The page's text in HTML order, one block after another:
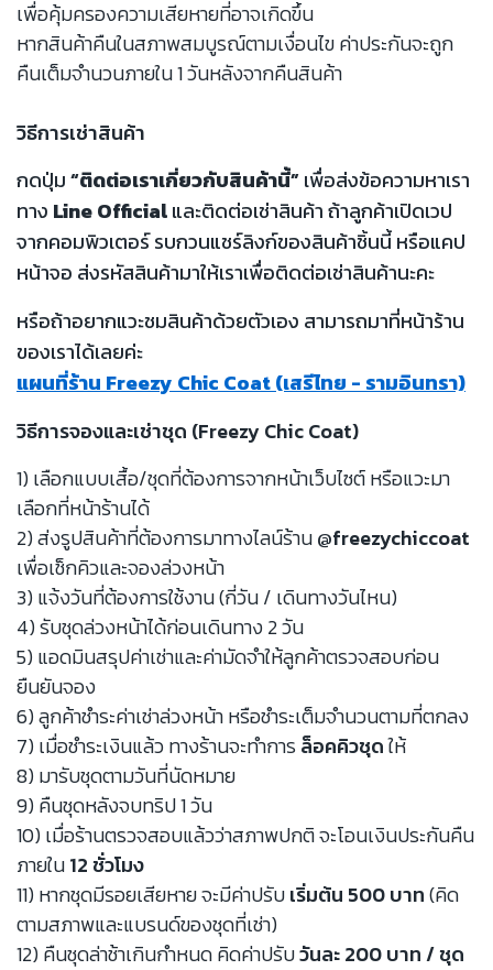
เพื่อคุ้มครองความเสียหายที่อาจเกิดขึ้น
หากสินค้าคืนในสภาพสมบูรณ์ตามเงื่อนไข ค่าประกันจะถูก
คืนเต็มจำนวนภายใน 1 วันหลังจากคืนสินค้า
วิธีการเช่าสินค้า
กดปุ่ม“ติดต่อเราเกี่ยวกับสินค้านี้”เพื่อส่งข้อความหาเรา
ทาง Line Officialและติดต่อเช่าสินค้า ถ้าลูกค้าเปิดเวป
จากคอมพิวเตอร์ รบกวนแชร์ลิงก์ของสินค้าชิ้นนี้ หรือแคป
หน้าจอ ส่งรหัสสินค้ามาให้เราเพื่อติดต่อเช่าสินค้านะคะ
หรือถ้าอยากแวะชมสินค้าด้วยตัวเอง สามารถมาที่หน้าร้าน
ของเราได้เลยค่ะ
แผนที่ร้าน Freezy Chic Coat (เสรีไทย - รามอินทรา)
วิธีการจองและเช่าชุด (Freezy Chic Coat)
1) เลือกแบบเสื้อ/ชุดที่ต้องการจากหน้าเว็บไซต์ หรือแวะมา
เลือกที่หน้าร้านได้
2) ส่งรูปสินค้าที่ต้องการมาทางไลน์ร้าน@freezychiccoat
เพื่อเช็กคิวและจองล่วงหน้า
3) แจ้งวันที่ต้องการใช้งาน (กี่วัน / เดินทางวันไหน)
4) รับชุดล่วงหน้าได้ก่อนเดินทาง 2 วัน
5) แอดมินสรุปค่าเช่าและค่ามัดจำให้ลูกค้าตรวจสอบก่อน
ยืนยันจอง
6) ลูกค้าชำระค่าเช่าล่วงหน้า หรือชำระเต็มจำนวนตามที่ตกลง
7) เมื่อชำระเงินแล้ว ทางร้านจะทำการล็อคคิวชุดให้
8) มารับชุดตามวันที่นัดหมาย
9) คืนชุดหลังจบทริป 1 วัน
10) เมื่อร้านตรวจสอบแล้วว่าสภาพปกติ จะโอนเงินประกันคืน
ภายใน12 ชั่วโมง
11) หากชุดมีรอยเสียหาย จะมีค่าปรับเริ่มต้น 500 บาท(คิด
ตามสภาพและแบรนด์ของชุดที่เช่า)
12) คืนชุดล่าช้าเกินกำหนด คิดค่าปรับวันละ 200 บาท / ชุด